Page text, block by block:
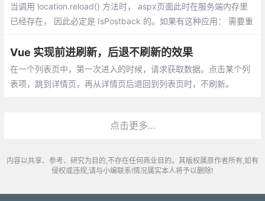
当调用 location.reload() 方法时， aspx页面此时在服务端内存里
已经存在， 因此必定是 IsPostback 的。如果有这种应用： 需要重
是 Not IsPostback 的
Vue 实现前进刷新，后退不刷新的效果
在一个列表页中，第一次进入的时候，请求获取数据。点击某个列
表项，跳到详情页，再从详情页后退回到列表页时，不刷新。
点击更多...
内容以共享、参考、研究为目的,不存在任何商业目的。其版权属原作者所有,如有
侵权或违规,请与小编联系!情况属实本人将予以删除!